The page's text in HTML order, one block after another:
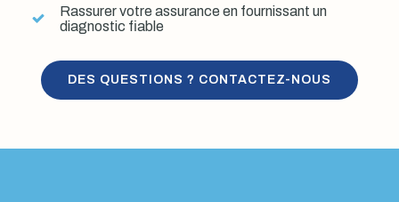
Rassurer votre assurance en fournissant un
diagnostic fiable
DES QUESTIONS ? CONTACTEZ-NOUS